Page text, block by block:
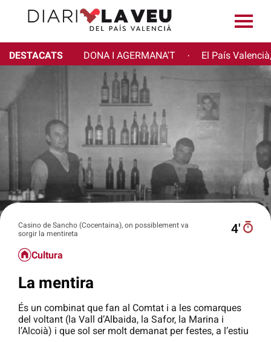
DESTACATS DONA I AGERMANA'T · El País
Casino de Sancho (Cocentaina), on possiblement va
sorgir la mentireta
4′
Cultura
La mentira
És un combinat que fan al Comtat i a les comarques
del voltant (la Vall d’Albaida, la Safor, la Marina i
l’Alcoià) i que sol ser molt demanat per festes, a l’estiu